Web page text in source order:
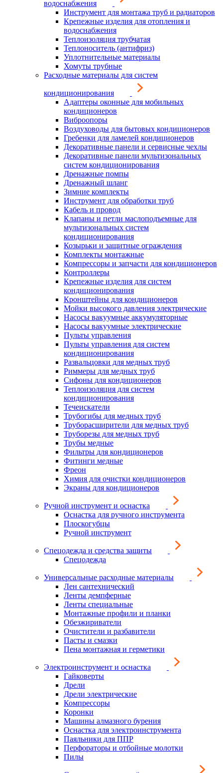
водоснабжения
Инструмент для монтажа труб и радиаторов
Крепежные изделия для отопления и
водоснабжения
Теплоизоляция трубчатая
Теплоноситель (антифриз)
Уплотнительные материалы
Хомуты трубные
Расходные материалы для систем
кондиционирования
Адаптеры оконные для мобильных
кондиционеров
Виброопоры
Воздуховоды для бытовых кондиционеров
Гребенки для ламелей кондиционеров
Декоративные панели и сервисные чехлы
Декоративные панели мультизональных
систем кондиционирования
Дренажные помпы
Дренажный шланг
Зимние комплекты
Инструмент для обработки труб
Кабель и провод
Клапаны и петли маслоподъемные для
мультизональных систем
кондиционирования
Козырьки и защитные ограждения
Комплекты монтажные
Компрессоры и запчасти для кондиционеров
Контроллеры
Крепежные изделия для систем
кондиционирования
Кронштейны для кондиционеров
Мойки высокого давления электрические
Насосы вакуумные аккумуляторные
Насосы вакуумные электрические
Пульты управления
Пульты управления для систем
кондиционирования
Развальцовки для медных труб
Риммеры для медных труб
Сифоны для кондиционеров
Теплоизоляция для систем
кондиционирования
Течеискатели
Трубогибы для медных труб
Труборасширители для медных труб
Труборезы для медных труб
Трубы медные
Фильтры для кондиционеров
Фитинги медные
Фреон
Химия для очистки кондиционеров
Экраны для кондиционеров
Ручной инструмент и оснастка
Оснастка для ручного инструмента
Плоскогубцы
Ручной инструмент
Спецодежда и средства защиты
Спецодежда
Универсальные расходные материалы
Лен сантехнический
Ленты демпферные
Ленты специальные
Монтажные профили и планки
Обезжириватели
Очистители и разбавители
Пасты и смазки
Пена монтажная и герметики
Электроинструмент и оснастка
Гайковерты
Дрели
Дрели электрические
Компрессоры
Коронки
Машины алмазного бурения
Оснастка для электроинструмента
Паяльники для ППР
Перфораторы и отбойные молотки
Пилы